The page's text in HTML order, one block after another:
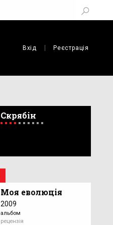
Вхід Реєстрація
Скрябін
Моя еволюція
2009
альбом
рецензія